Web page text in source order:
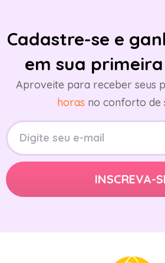
Cadastre-se e
em sua
Aproveite para receber seus
horas no conforto de